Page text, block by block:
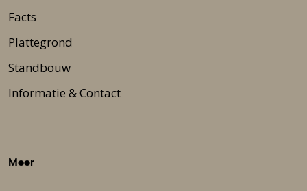
Facts
Plattegrond
Standbouw
Informatie & Contact
Meer